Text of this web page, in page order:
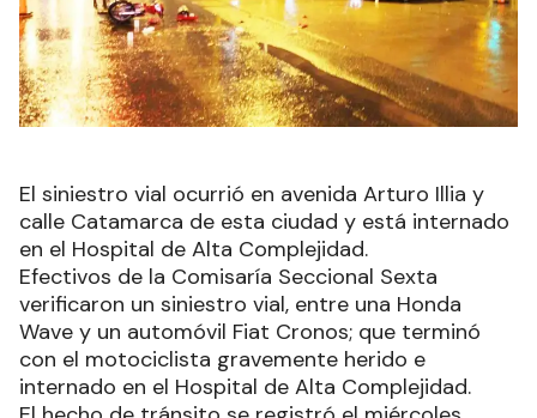
El siniestro vial ocurrió en avenida Arturo Illia y
calle Catamarca de esta ciudad y está internado
en el Hospital de Alta Complejidad.
Efectivos de la Comisaría Seccional Sexta
verificaron un siniestro vial, entre una Honda
Wave y un automóvil Fiat Cronos; que terminó
con el motociclista gravemente herido e
internado en el Hospital de Alta Complejidad.